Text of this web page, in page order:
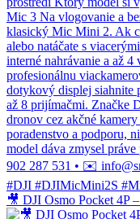
🎥 DJI Osmo Pocket 4P